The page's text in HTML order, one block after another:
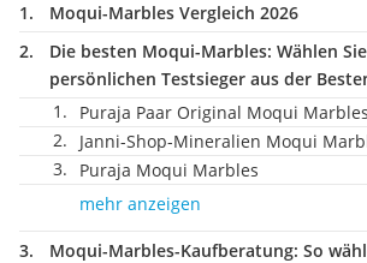
Moqui-Marbles Vergleich 2026
Die besten Moqui-Marbles: Wählen
persönlichen Testsieger aus der
Puraja Paar Original Moqui Marbles
Janni-Shop-Mineralien Moqui
Puraja Moqui Marbles
mehr anzeigen
Moqui-Marbles-Kaufberatung: So